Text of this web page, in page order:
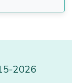
-2026